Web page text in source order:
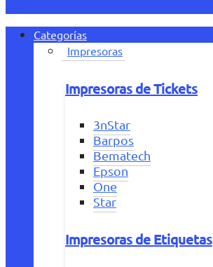
Categorías
Impresoras
Impresoras de Tickets
3nStar
Barpos
Bematech
Epson
One
Star
Impresoras de Etiquetas